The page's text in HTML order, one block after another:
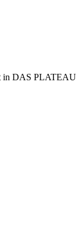
in DAS PLATEAU